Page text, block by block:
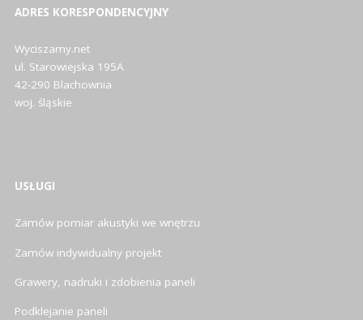
ADRES KORESPONDENCYJNY
Wyciszamy.net
ul. Starowiejska 195A
42-290 Blachownia
woj. śląskie
USŁUGI
Zamów pomiar akustyki we wnętrzu
Zamów indywidualny projekt
Grawery, nadruki i zdobienia paneli
Podklejanie paneli